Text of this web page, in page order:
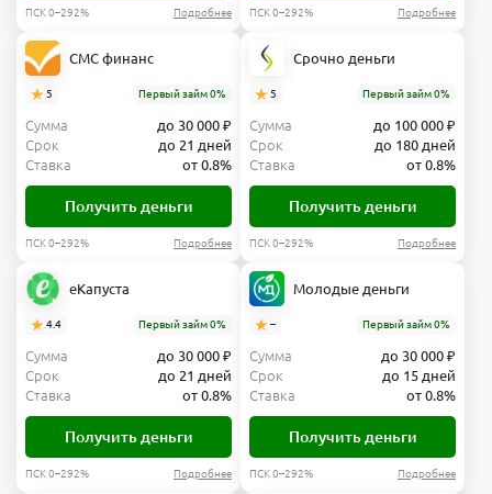
ПСК 0–292% Подробнее ПСК 0–292% Подробнее
СМС финанс
5 Первый займ 0%
Сумма
до 30 000 ₽
Срок
до 21 дней
Ставка
от 0.8%
Получить деньги
ПСК 0–292% Подробнее
Срочно деньги
5 Первый займ 0%
Сумма
до 100 000 ₽
Срок
до 180 дней
Ставка
от 0.8%
Получить деньги
ПСК 0–292% Подробнее
еКапуста
4.4 Первый займ 0%
Сумма
до 30 000 ₽
Срок
до 21 дней
Ставка
от 0.8%
Получить деньги
ПСК 0–292% Подробнее
Молодые деньги
– Первый займ 0%
Сумма
до 30 000 ₽
Срок
до 15 дней
Ставка
от 0.8%
Получить деньги
ПСК 0–292% Подробнее